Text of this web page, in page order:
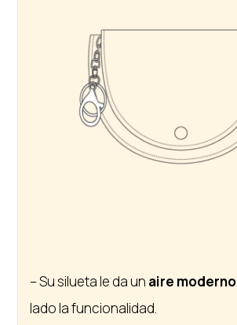
– Su silueta le da un aire moderno
lado la funcionalidad.